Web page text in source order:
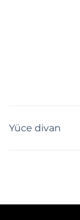
Yüce divan